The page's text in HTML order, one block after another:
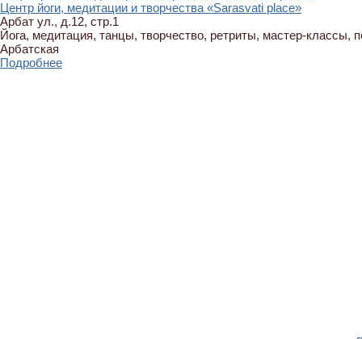
Центр йоги, медитации и творчества «Sarasvati place»
Арбат ул., д.12, стр.1
Йога, медитация, танцы, творчество, ретриты, мастер-классы,
Арбатская
Подробнее